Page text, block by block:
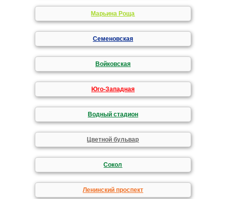
Марьина Роща
Семеновская
Войковская
Юго-Западная
Водный стадион
Цветной бульвар
Сокол
Ленинский проспект